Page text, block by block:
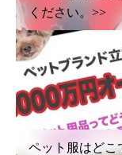
ください。>>
ペット服はどこ